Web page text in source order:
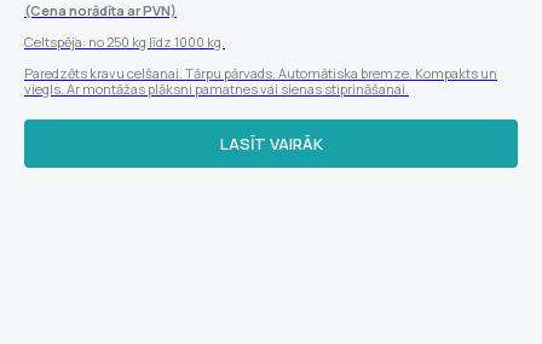
(Cena norādīta ar PVN)
Celtspēja: no 250 kg līdz 1000 kg.
Paredzēts kravu celšanai. Tārpu pārvads. Automātiska bremze. Kompakts un
viegls. Ar montāžas plāksni pamatnes vai sienas stiprināšanai.
LASĪT VAIRĀK